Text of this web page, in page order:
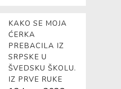
KAKO SE MOJA
ĆERKA
PREBACILA IZ
SRPSKE U
ŠVEDSKU ŠKOLU.
IZ PRVE RUKE